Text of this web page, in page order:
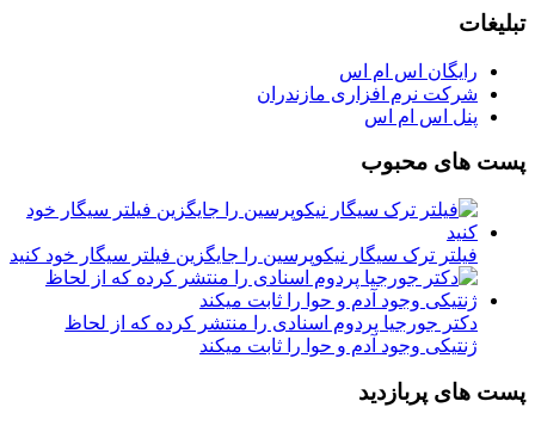
تبلیغات
رایگان اس ام اس
شرکت نرم افزاری مازندران
پنل اس ام اس
پست های محبوب
فیلتر ترک سیگار نیکوپرسین را جایگزین فیلتر سیگار خود کنید
دکتر جورجیا پردوم اسنادی را منتشر کرده که از لحاظ
ژنتیکی وجود آدم و حوا را ثابت میکند
پست های پربازدید